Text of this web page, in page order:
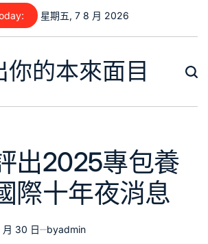
星期五, 7 8 月 2026
你的本來面目
出2025專包養
際十年夜消息
30 日 byadmin